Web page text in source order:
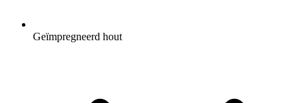
Geïmpregneerd hout